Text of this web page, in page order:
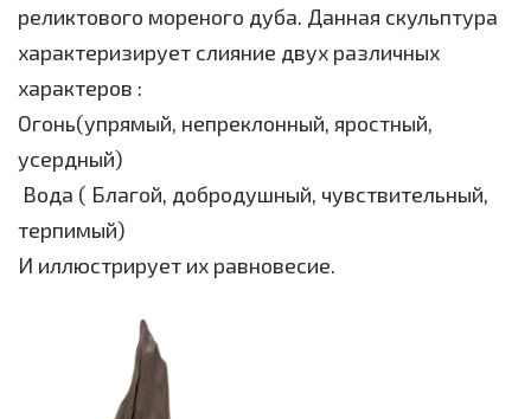
реликтового мореного дуба. Данная скульптура
характеризирует слияние двух различных
характеров :
Огонь(упрямый, непреклонный, яростный,
усердный)
Вода ( Благой, добродушный, чувствительный,
терпимый)
И иллюстрирует их равновесие.